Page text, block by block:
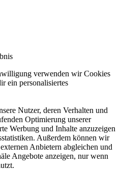
verwenden wir Cookies
ein personalisiertes
Nutzer, deren Verhalten und
Optimierung unserer
Werbung und Inhalte anzuzeigen
Außerdem können wir
Anbietern abgleichen und
Angebote anzeigen, nur wenn